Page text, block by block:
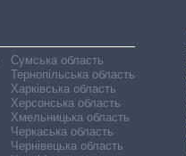
Сумська область
Тернопільська область
Харківська область
Херсонська область
Хмельницька область
Черкаська область
Чернівецька область